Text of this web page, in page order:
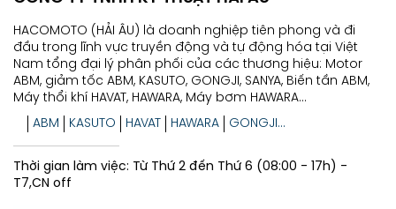
HACOMOTO (HẢI ÂU) là doanh nghiệp tiên phong và đi
đầu trong lĩnh vực truyền động và tự động hóa tại Việt
Nam tổng đại lý phân phối của các thương hiệu: Motor
ABM, giảm tốc ABM, KASUTO, GONGJI, SANYA, Biến tần ABM,
Máy thổi khí HAVAT, HAWARA, Máy bơm HAWARA...
ABM
KASUTO HAVAT HAWARA GONGJI...
Thời gian làm việc: Từ Thứ 2 đến Thứ 6 (08:00 - 17h) -
T7,CN off